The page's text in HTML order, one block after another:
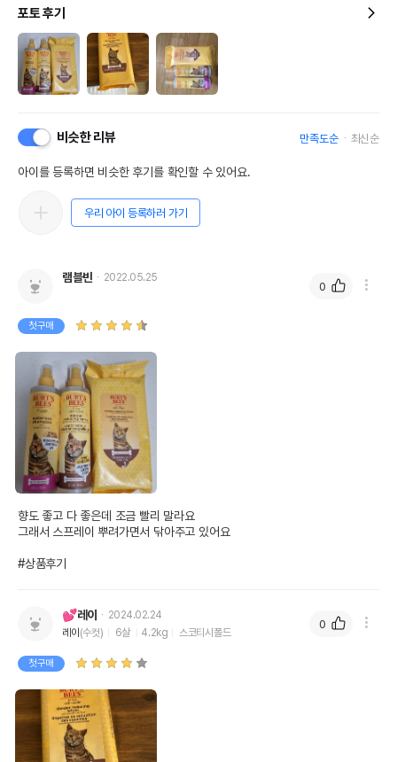
포토 후기
비슷한 리뷰 만족도순 최신순
아이를 등록하면 비슷한 후기를 확인할 수 있어요.
우리 아이 등록하러 가기
램블빈 2022.05.25
첫구매
향도 좋고 다 좋은데 조금 빨리 말라요
그래서 스프레이 뿌려가면서 닦아주고 있어요
#상품후기
0
💕레이
2024.02.24
레이 (수컷) 6살 4.2kg 스코티시폴드
첫구매
0